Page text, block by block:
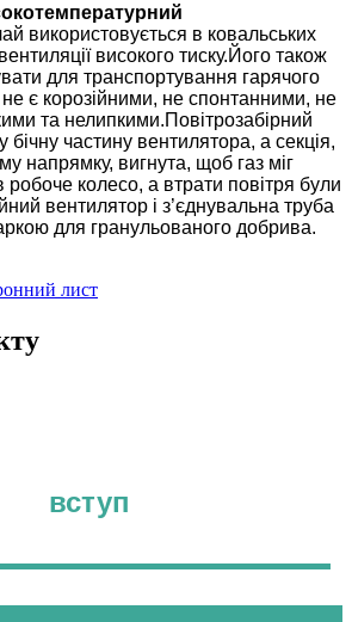
використовується в ковальських
високого тиску.Його також
для транспортування гарячого
не є корозійними, не спонтанними, не
та нелипкими.Повітрозабірний
бічну частину вентилятора, а секція,
напрямку, вигнута, щоб газ міг
колесо, а втрати повітря були
вентилятор і з’єднувальна труба
для гранульованого добрива.
лист
вступ